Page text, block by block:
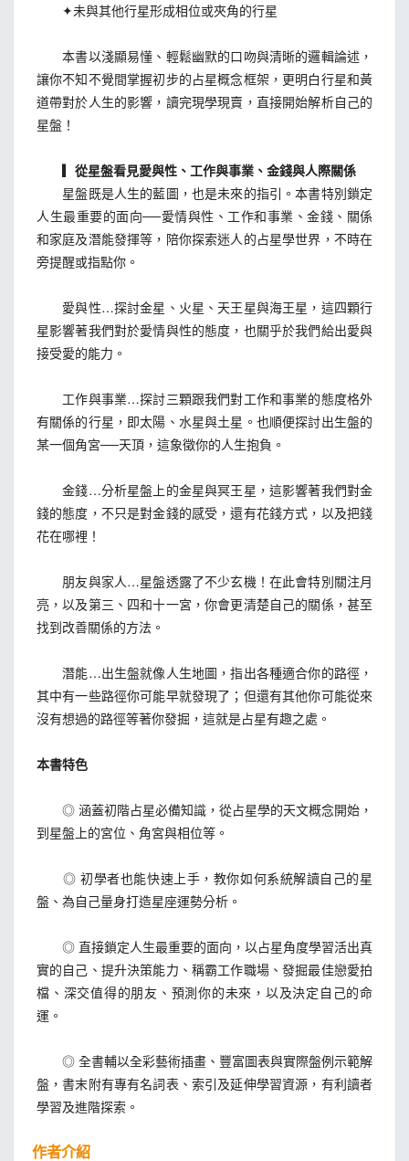
✦未與其他行星形成相位或夾角的行星
本書以淺顯易懂、輕鬆幽默的口吻與清晰的邏輯論述，
讓你不知不覺間掌握初步的占星概念框架，更明白行星和黃
道帶對於人生的影響，讀完現學現賣，直接開始解析自己的
星盤！
▎從星盤看見愛與性、工作與事業、金錢與人際關係
星盤既是人生的藍圖，也是未來的指引。本書特別鎖定
人生最重要的面向──愛情與性、工作和事業、金錢、關係
和家庭及潛能發揮等，陪你探索迷人的占星學世界，不時在
旁提醒或指點你。
愛與性…探討金星、火星、天王星與海王星，這四顆行
星影響著我們對於愛情與性的態度，也關乎於我們給出愛與
接受愛的能力。
工作與事業…探討三顆跟我們對工作和事業的態度格外
有關係的行星，即太陽、水星與土星。也順便探討出生盤的
某一個角宮──天頂，這象徵你的人生抱負。
金錢…分析星盤上的金星與冥王星，這影響著我們對金
錢的態度，不只是對金錢的感受，還有花錢方式，以及把錢
花在哪裡！
朋友與家人…星盤透露了不少玄機！在此會特別關注月
亮，以及第三、四和十一宮，你會更清楚自己的關係，甚至
找到改善關係的方法。
潛能…出生盤就像人生地圖，指出各種適合你的路徑，
其中有一些路徑你可能早就發現了；但還有其他你可能從來
沒有想過的路徑等著你發掘，這就是占星有趣之處。
本書特色
◎ 涵蓋初階占星必備知識，從占星學的天文概念開始，
到星盤上的宮位、角宮與相位等。
◎ 初學者也能快速上手，教你如何系統解讀自己的星
盤、為自己量身打造星座運勢分析。
◎ 直接鎖定人生最重要的面向，以占星角度學習活出真
實的自己、提升決策能力、稱霸工作職場、發掘最佳戀愛拍
檔、深交值得的朋友、預測你的未來，以及決定自己的命
運。
◎ 全書輔以全彩藝術插畫、豐富圖表與實際盤例示範解
盤，書末附有專有名詞表、索引及延伸學習資源，有利讀者
學習及進階探索。
作者介紹